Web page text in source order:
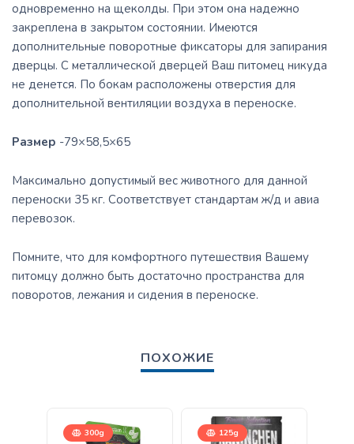
одновременно на щеколды. При этом она надежно
закреплена в закрытом состоянии. Имеются
дополнительные поворотные фиксаторы для запирания
дверцы. С металлической дверцей Ваш питомец никуда
не денется. По бокам расположены отверстия для
дополнительной вентиляции воздуха в переноске.
Размер -79×58,5×65
Максимально допустимый вес животного для данной
переноски 35 кг. Соответствует стандартам ж/д и авиа
перевозок.
Помните, что для комфортного путешествия Вашему
питомцу должно быть достаточно пространства для
поворотов, лежания и сидения в переноске.
ПОХОЖИЕ
300g 125g